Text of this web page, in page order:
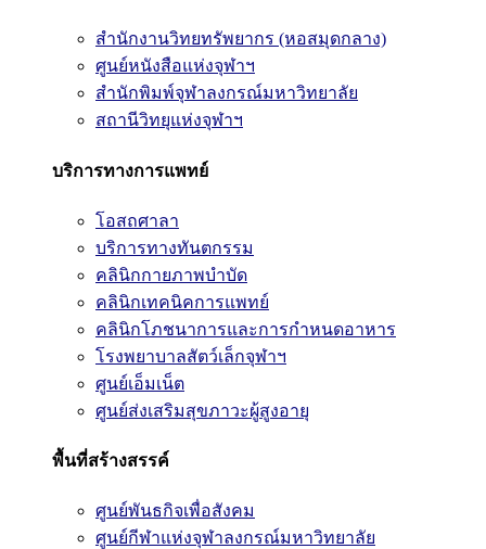
สำนักงานวิทยทรัพยากร (หอสมุดกลาง)
ศูนย์หนังสือแห่งจุฬาฯ
สำนักพิมพ์จุฬาลงกรณ์มหาวิทยาลัย
สถานีวิทยุแห่งจุฬาฯ
บริการทางการแพทย์
โอสถศาลา
บริการทางทันตกรรม
คลินิกกายภาพบำบัด
คลินิกเทคนิคการแพทย์
คลินิกโภชนาการและการกำหนดอาหาร
โรงพยาบาลสัตว์เล็กจุฬาฯ
ศูนย์เอ็มเน็ต
ศูนย์ส่งเสริมสุขภาวะผู้สูงอายุ
พื้นที่สร้างสรรค์
ศูนย์พันธกิจเพื่อสังคม
ศูนย์กีฬาแห่งจุฬาลงกรณ์มหาวิทยาลัย